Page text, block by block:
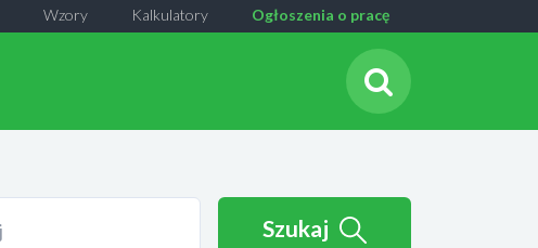
Ogłoszenia o pracę
Kalkulatory
Wzory
Szukaj